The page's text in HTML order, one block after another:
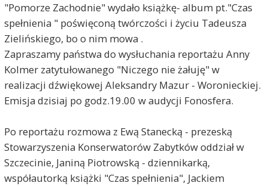
"Pomorze Zachodnie" wydało książkę- album pt."Czas
spełnienia " poświęconą twórczości i życiu Tadeusza
Zielińskiego, bo o nim mowa .
Zapraszamy państwa do wysłuchania reportażu Anny
Kolmer zatytułowanego "Niczego nie żałuję" w
realizacji dźwiękowej Aleksandry Mazur - Woronieckiej.
Emisja dzisiaj po godz.19.00 w audycji Fonosfera.
Po reportażu rozmowa z Ewą Stanecką - prezeską
Stowarzyszenia Konserwatorów Zabytków oddział w
Szczecinie, Janiną Piotrowską - dziennikarką,
współautorką książki "Czas spełnienia", Jackiem